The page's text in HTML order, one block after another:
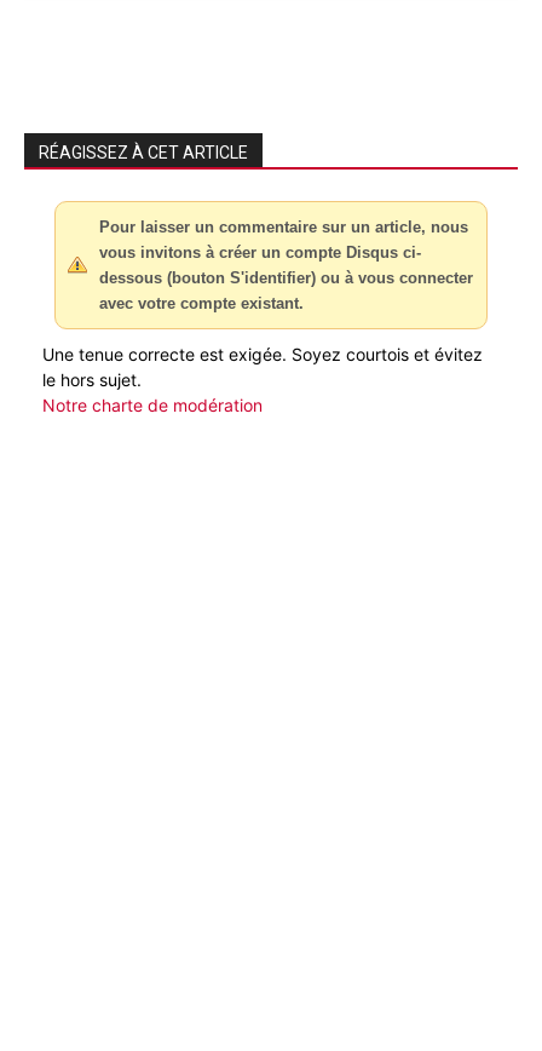
RÉAGISSEZ À CET ARTICLE
Pour laisser un commentaire sur un article, nous
vous invitons à créer un compte Disqus ci-
dessous (bouton S'identifier) ou à vous connecter
avec votre compte existant.
Une tenue correcte est exigée. Soyez courtois et évitez
le hors sujet.
Notre charte de modération